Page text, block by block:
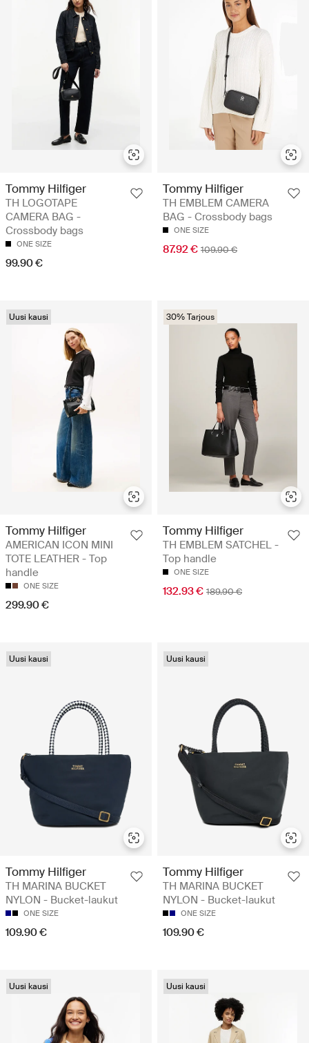
Tommy Hilfiger
TH LOGOTAPE
CAMERA BAG -
Crossbody bags
ONE SIZE
99.90 €
Tommy Hilfiger
TH EMBLEM CAMERA
BAG - Crossbody bags
ONE SIZE
87.92 € 109.90 €
Uusi kausi
Tommy Hilfiger
AMERICAN ICON MINI
TOTE LEATHER - Top
handle
ONE SIZE
299.90 €
30% Tarjous
Tommy Hilfiger
TH EMBLEM SATCHEL -
Top handle
ONE SIZE
132.93 € 189.90 €
Uusi kausi
Tommy Hilfiger
TH MARINA BUCKET
NYLON - Bucket-laukut
ONE SIZE
109.90 €
Uusi kausi
Tommy Hilfiger
TH MARINA BUCKET
NYLON - Bucket-laukut
ONE SIZE
109.90 €
Uusi kausi Uusi kausi